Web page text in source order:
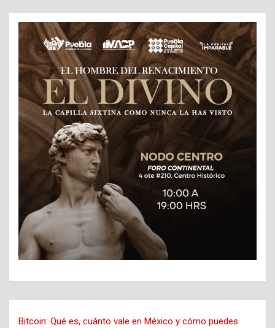
Bitcoin: Qué es, cuánto vale en México y cómo puedes